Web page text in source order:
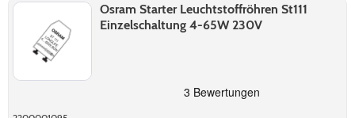
Osram Starter Leuchtstoffröhren St111
Einzelschaltung 4-65W 230V